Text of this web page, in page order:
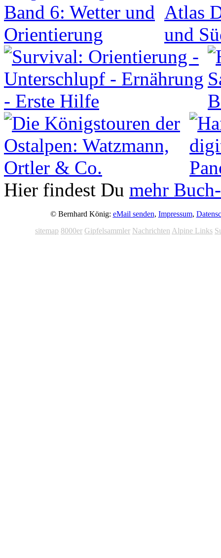
Hier findest Du mehr
© Bernhard König: eMail senden, Impressum,
sitemap 8000er Gipfelsammler Nachrichten Alpine Links